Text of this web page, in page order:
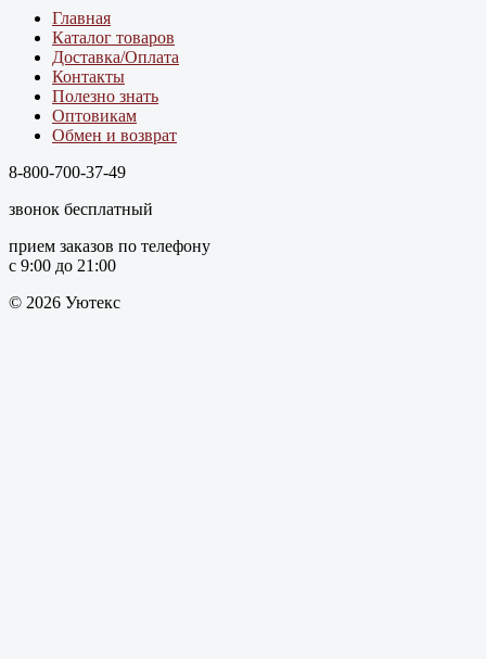
Главная
Каталог товаров
Доставка/Оплата
Контакты
Полезно знать
Оптовикам
Обмен и возврат
8-800-700-37-49
звонок бесплатный
прием заказов по телефону
с 9:00 до 21:00
© 2026 Уютекс